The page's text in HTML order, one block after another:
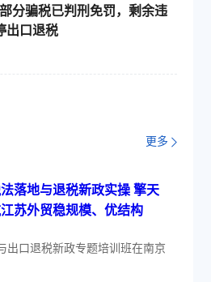
分骗税已判刑免罚，剩余违
出口退税
更多
落地与退税新政实操 擎天
苏外贸稳规模、优结构
出口退税新政专题培训班在南京